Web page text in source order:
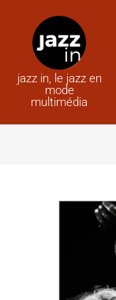
jazz in, le jazz en
mode
multimédia